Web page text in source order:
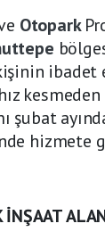
Otopark
şubat
hizmete
İNŞAAT